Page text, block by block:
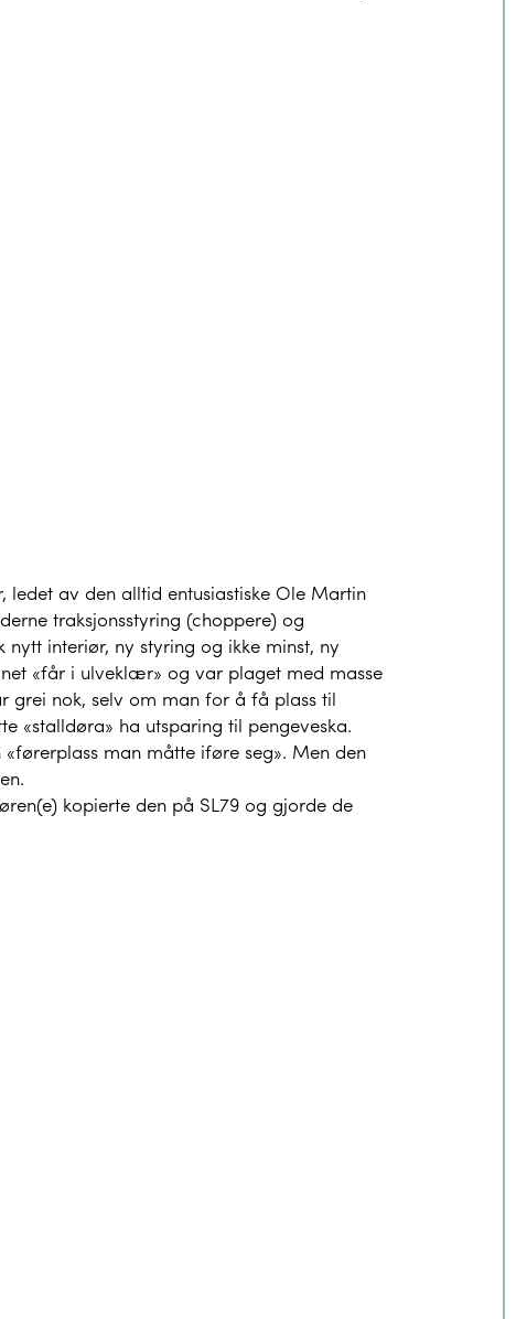
ledet av den alltid entusiastiske Ole Martin
traksjonsstyring (choppere) og
interiør, ny styring og ikke minst, ny
«får i ulveklær» og var plaget med masse
grei nok, selv om man for å få plass til
«stalldøra» ha utsparing til pengeveska.
man måtte iføre seg». Men den
kopierte den på SL79 og gjorde de